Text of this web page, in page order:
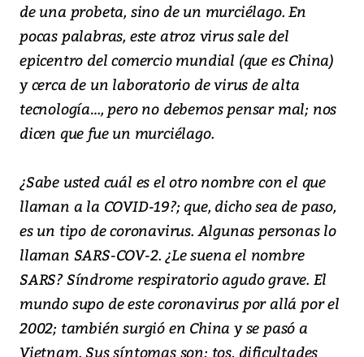
de una probeta, sino de un murciélago. En
pocas palabras, este atroz virus sale del
epicentro del comercio mundial (que es China)
y cerca de un laboratorio de virus de alta
tecnología…, pero no debemos pensar mal; nos
dicen que fue un murciélago.
¿Sabe usted cuál es el otro nombre con el que
llaman a la COVID-19?; que, dicho sea de paso,
es un tipo de coronavirus. Algunas personas lo
llaman SARS-COV-2. ¿Le suena el nombre
SARS? Síndrome respiratorio agudo grave. El
mundo supo de este coronavirus por allá por el
2002; también surgió en China y se pasó a
Vietnam. Sus síntomas son: tos, dificultades